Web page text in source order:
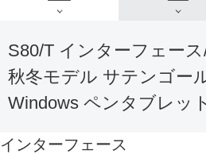
S80/T インターフェー
秋冬モデル サテンゴー
Windows ペンタブレッ
インターフェース